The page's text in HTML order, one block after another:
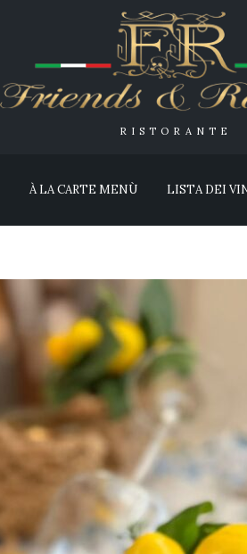
RISTORANTE
À LA CARTE MENÙ LISTA DEI